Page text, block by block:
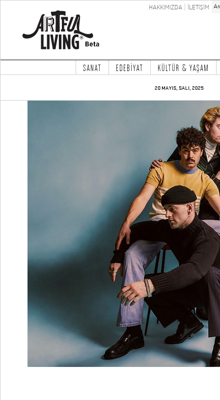
HAKKIMIZDA İLETİŞİM
SANAT EDEBİYAT KÜLTÜR & YAŞAM
20 MAYIS, SALI, 2025